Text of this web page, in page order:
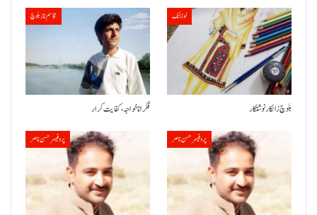
قاسم ناز بلوچ
فکر انا خواجہ، کفایت کرار
لوزانک
بلوچ زالکار نوشتکار
پروفیسر حسن ناصر پروفیسر حسن ناصر